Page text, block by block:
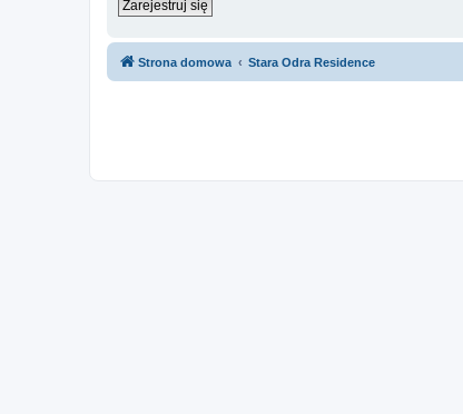
Zarejestruj się
Strona domowa Stara Odra Residence